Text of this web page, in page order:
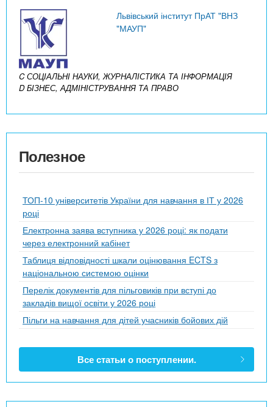
Львівський інститут ПрАТ "ВНЗ
"МАУП"
C СОЦІАЛЬНІ НАУКИ, ЖУРНАЛІСТИКА ТА ІНФОРМАЦІЯ
D БІЗНЕС, АДМІНІСТРУВАННЯ ТА ПРАВО
Полезное
ТОП-10 університетів України для навчання в ІТ у 2026
році
Електронна заява вступника у 2026 році: як подати
через електронний кабінет
Таблиця відповідності шкали оцінювання ECTS з
національною системою оцінки
Перелік документів для пільговиків при вступі до
закладів вищої освіти у 2026 році
Пільги на навчання для дітей учасників бойових дій
Все статьи о поступлении.